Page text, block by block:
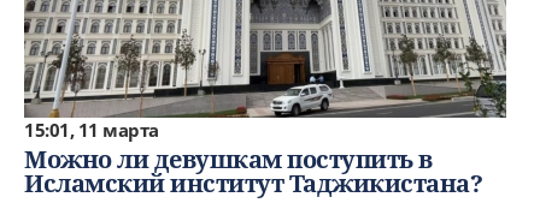
15:01, 11 марта
Можно ли девушкам поступить в
Исламский институт Таджикистана?